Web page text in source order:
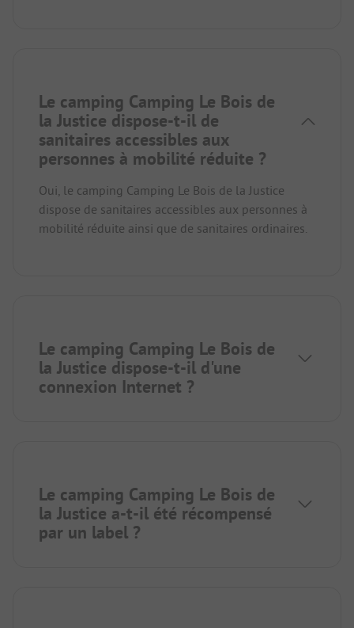
Le camping Camping Le Bois de
la Justice dispose-t-il de
sanitaires accessibles aux
personnes à mobilité réduite ?
Oui, le camping Camping Le Bois de la Justice
dispose de sanitaires accessibles aux personnes à
mobilité réduite ainsi que de sanitaires ordinaires.
Le camping Camping Le Bois de
la Justice dispose-t-il d'une
connexion Internet ?
Le camping Camping Le Bois de
la Justice a-t-il été récompensé
par un label ?